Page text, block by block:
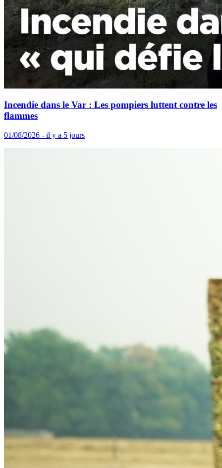
Incendie dans le Var : Les pompiers luttent contre les
flammes
01/08/2026 - il y a 5 jours